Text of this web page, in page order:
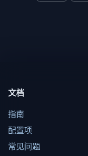
文档
指南
配置项
常见问题